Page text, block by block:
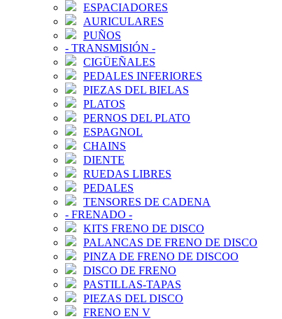
ESPACIADORES
AURICULARES
PUÑOS
- TRANSMISIÓN -
CIGÜEÑALES
PEDALES INFERIORES
PIEZAS DEL BIELAS
PLATOS
PERNOS DEL PLATO
ESPAGNOL
CHAINS
DIENTE
RUEDAS LIBRES
PEDALES
TENSORES DE CADENA
- FRENADO -
KITS FRENO DE DISCO
PALANCAS DE FRENO DE DISCO
PINZA DE FRENO DE DISCOO
DISCO DE FRENO
PASTILLAS-TAPAS
PIEZAS DEL DISCO
FRENO EN V